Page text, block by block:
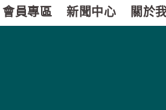
會員專區 新聞中心 關於